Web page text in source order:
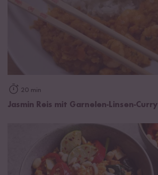
20 min
Jasmin Reis mit Garnelen-Linsen-Curry